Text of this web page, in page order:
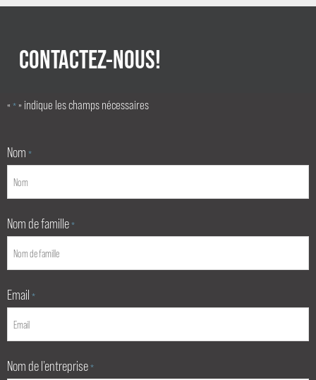
CONTACTEZ-NOUS!
« * » indique les champs nécessaires
Nom *
Nom de famille *
Email *
Nom de l’entreprise *